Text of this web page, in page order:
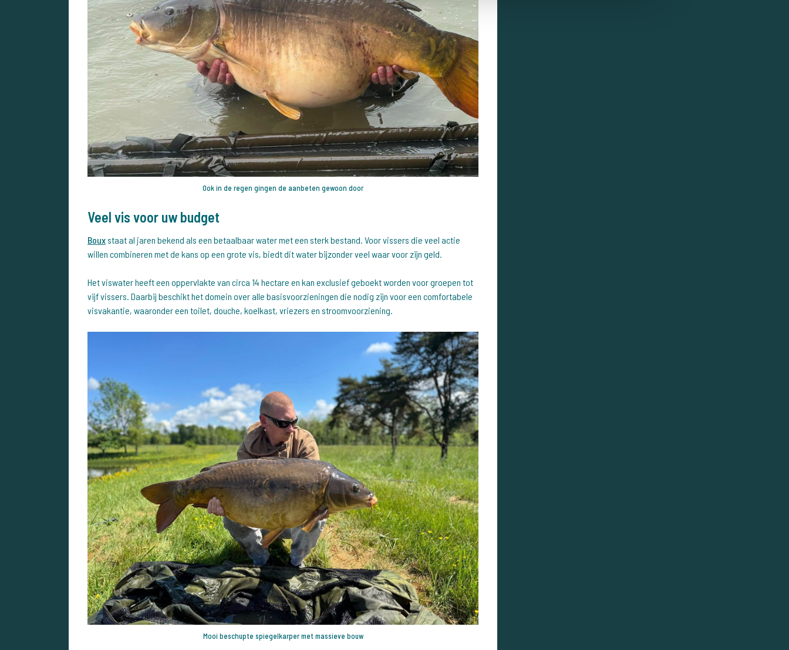
Ook in de regen gingen de aanbeten gewoon door
Veel vis voor uw budget
Bouxstaat al jaren bekend als een betaalbaar water met een sterk bestand. Voor vissers die veel actie
willen combineren met de kans op een grote vis, biedt dit water bijzonder veel waar voor zijn geld.
Het viswater heeft een oppervlakte van circa 14 hectare en kan exclusief geboekt worden voor groepen tot
vijf vissers. Daarbij beschikt het domein over alle basisvoorzieningen die nodig zijn voor een comfortabele
visvakantie, waaronder een toilet, douche, koelkast, vriezers en stroomvoorziening.
Mooi beschupte spiegelkarper met massieve bouw